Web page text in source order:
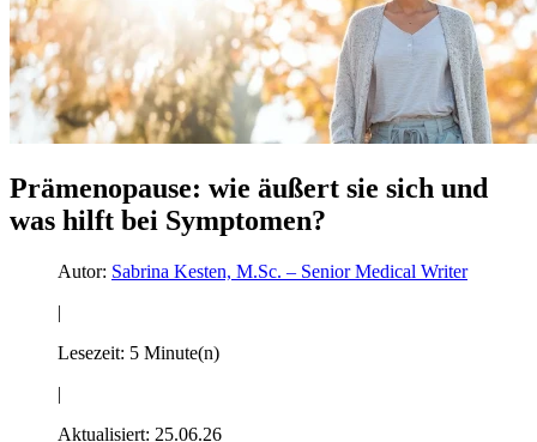
Prämenopause: wie äußert sie sich und
was hilft bei Symptomen?
Autor: Sabrina Kesten, M.Sc. – Senior Medical Writer
|
Lesezeit: 5 Minute(n)
|
Aktualisiert: 25.06.26